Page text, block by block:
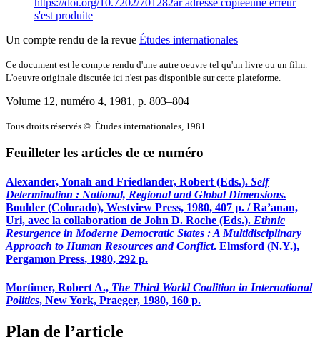
s'est produite
Un compte rendu de la revue Études internationales
Ce document est le compte rendu d'une autre oeuvre tel qu'un livre ou un film.
L'oeuvre originale discutée ici n'est pas disponible sur cette plateforme.
Volume 12, numéro 4, 1981 , p. 803–804
Tous droits réservés © Études internationales, 1981
Feuilleter les articles de ce numéro
Alexander, Yonah and Friedlander, Robert (Eds.). Self
Determination : National, Regional and Global Dimensions.
Boulder (Colorado), Westview Press, 1980, 407 p. / Ra’anan,
Uri, avec la collaboration de John D. Roche (Eds.). Ethnic
Resurgence in Moderne Democratic States : A Multidisciplinary
Approach to Human Resources and Conflict. Elmsford (N.Y.),
Pergamon Press, 1980, 292 p.
Mortimer, Robert A., The Third World Coalition in International
Politics, New York, Praeger, 1980, 160 p.
Plan de l’article